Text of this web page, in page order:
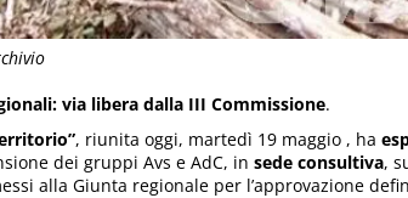
via libera dalla III Commissione.
, riunita oggi, martedì 19 maggio , ha
dei gruppi Avs e AdC, in sede consultiva,
alla Giunta regionale per l’approvazione